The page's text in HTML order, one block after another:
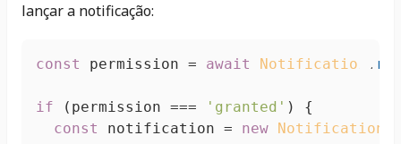
lançar a notificação:
const permission = await Notification .
if (permission === 'granted' ) {
const
notification = new Notification